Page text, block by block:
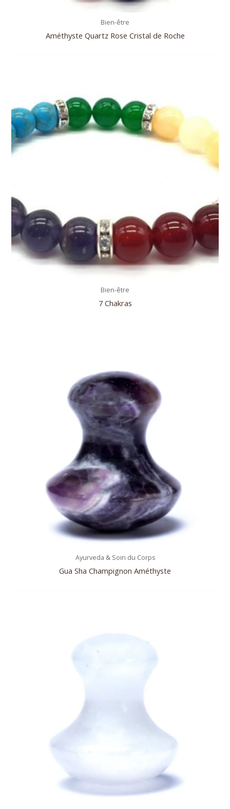
Bien-être
Améthyste Quartz Rose Cristal de Roche
Bien-être
7 Chakras
Ayurveda & Soin du Corps
Gua Sha Champignon Améthyste